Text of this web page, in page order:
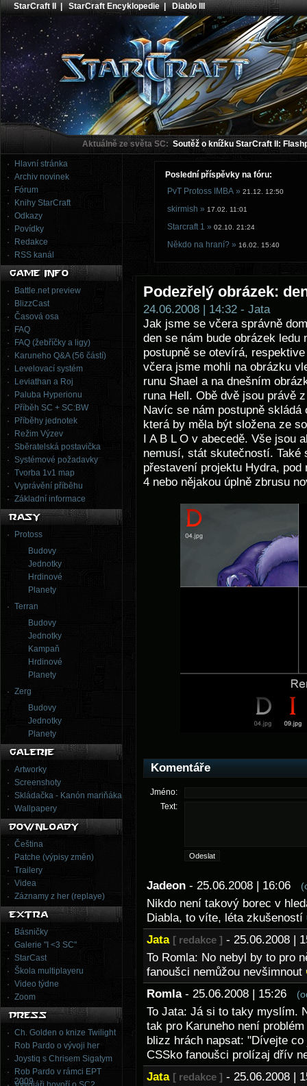
StarCraft II |StarCraft Encyklopedie|Diablo III
Aktuálně ze světa SC: Soutěž o knížku StarCraft II:
Hlavní stránka
Archiv novinek
Fórum
Knihy StarCraft
Odkazy
Povídky
Redakce
RSS kanál
Battle.net preview
BlizzCast
Časová osa
FAQ
FAQ (žebříčky a ligy)
Karuneho Q&A (56 částí)
Levelovací systém
Leviathan a Roj
Paluba Hyperionu
Příběh SC + SC:BW
Příběhy jednotek
Režim Výzev
Sběratelská postavička
Systémové požadavky
Tvorba 1v1 map
Vyprávění příběhu
Základní informace
Protoss
Budovy
Jednotky
Hrdinové
Planety
Terran
Budovy
Jednotky
Kampaň
Hrdinové
Planety
Zerg
Budovy
Jednotky
Planety
Artworky
Screenshoty
Skládačka - Kanón mariňáka
Wallpapery
Čeština
Patche (výpisy změn)
Trailery
Videa
Záznamy z her (replaye)
Básničky
Galerie "I <3 SC"
StarCast
Škola multiplayeru
Video týdne
Zoom
Ch. Golden o knize Twilight
Rob Pardo o vývoji her
Joystiq s Chrisem Sigatym
Rob Pardo v rámci EPT
2009
Poslední příspěvky na fóru:
PvT Protoss IMBA » 21.12. 12:50
skirmish » 17.02. 11:01
Starcraft 1 » 02.10. 21:24
Někdo na hraní? » 16.02. 15:40
Podezřelý obrázek:
24.06.2008 | 14:32 - Jata
Jak jsme se včera správně
den se nám bude obrázek ledu
postupně se otevírá,
včera jsme mohli na obrázku
runu Shael a na dnešním
runa Hell. Obě dvě jsou právě
Navíc se nám postupně skládá
která by měla být složena ze
I A B L O v abecedě. Vše jsou
nemusí, stát skutečností. Také
přestavení projektu Hydra,
4 nebo nějakou úplně zbrusu
Komentáře
Jméno:
Text:
Jadeon - 25.06.2008 | 16:06
Nikdo není takový borec v
Diabla, to víte, léta zkušeností
Jata [ redakce ] - 25.06.2008 |
To Romla: No nebyl by to pro
fanoušci nemůžou nevšimnout
Romla - 25.06.2008 | 15:26
To Jata: Já si to taky myslím.
tak pro Karuneho není
blizz hrách napsat: "Dívejte
CSSko fanoušci prolízaj dřív
Jata [ redakce ] - 25.06.2008 |